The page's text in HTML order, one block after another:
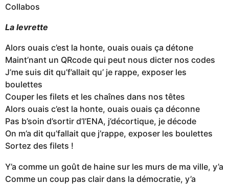
Collabos
La levrette
Alors ouais c’est la honte, ouais ouais ça détone
Maint’nant un QRcode qui peut nous dicter nos codes
J’me suis dit qu’f’allait qu’ je rappe, exposer les
boulettes
Couper les filets et les chaînes dans nos têtes
Alors ouais c’est la honte, ouais ouais ça déconne
Pas b’soin d’sortir d’l’ENA, j’décortique, je décode
On m’a dit qu’fallait que j’rappe, exposer les boulettes
Sortez des filets !
Y’a comme un goût de haine sur les murs de ma ville, y’a
Comme un coup pas clair dans la démocratie, y’a